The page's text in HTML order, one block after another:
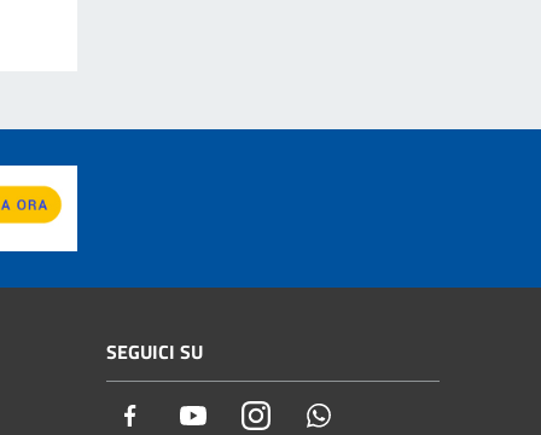
SEGUICI SU
Facebook YoutubeInstagram